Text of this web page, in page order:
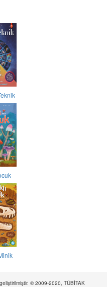
© 2009-2020, TÜBİTAK